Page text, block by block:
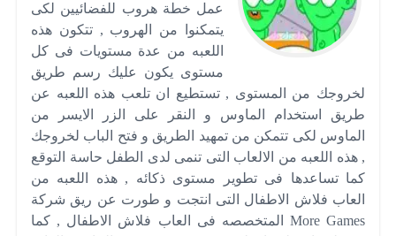
عمل خطة هروب للفضائيين لكى
يتمكنوا من الهروب , تتكون هذه
اللعبه من عدة مستويات فى كل
مستوى يكون عليك رسم طريق
لخروجك من المستوى , تستطيع ان تلعب هذه اللعبه عن
طريق استخدام الماوس و النقر على الزر الايسر من
الماوس لكى تتمكن من تمهيد الطريق و فتح الباب لخروجك
, هذه اللعبه من الالعاب التى تنمى لدى الطفل حاسة التوقع
كما تساعدها فى تطوير مستوى ذكائه , هذه اللعبه من
العاب فلاش الاطفال التى انتجت و طورت عن ريق شركة
More Games المتخصصه فى العاب فلاش الاطفال , كما